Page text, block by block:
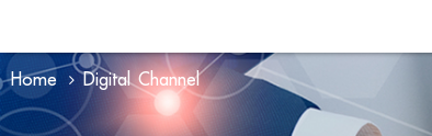
Home Digital Channel